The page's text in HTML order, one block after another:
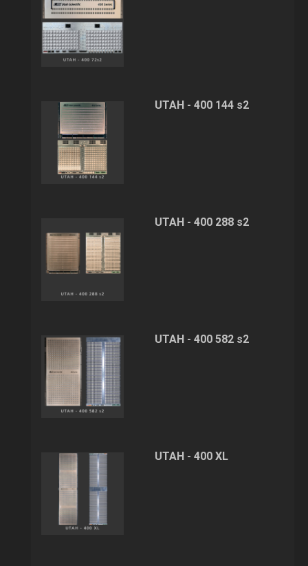
UTAH - 400 144 s2
UTAH - 400 288 s2
UTAH - 400 582 s2
UTAH - 400 XL